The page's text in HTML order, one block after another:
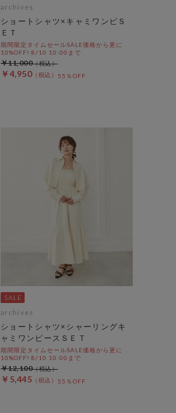
archives
ショートシャツ×キャミワンピＳ
ＥＴ
期間限定タイムセールSALE価格から更に
10%OFF! 8/10 10:00まで
￥4,950 55％OFF
￥11,000
archives
ショートシャツ×シャーリングキ
ャミワンピースＳＥＴ
期間限定タイムセールSALE価格から更に
10%OFF! 8/10 10:00まで
￥5,445 55％OFF
￥12,100